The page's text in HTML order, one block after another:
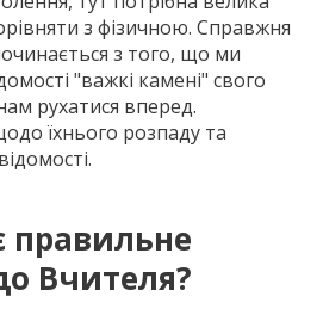
з фізичною. Справжня
з того, що ми
"важкі камені" свого
рухатися вперед.
їхнього розпаду та
правильне
Вчителя?